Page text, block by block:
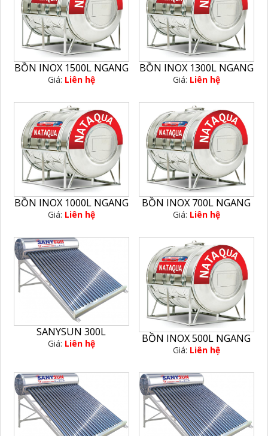
BỒN INOX 1500L NGANG
Giá: Liên hệ
BỒN INOX 1300L NGANG
Giá: Liên hệ
BỒN INOX 1000L NGANG
Giá: Liên hệ
BỒN INOX 700L NGANG
Giá: Liên hệ
SANYSUN 300L
Giá: Liên hệ BỒN INOX 500L NGANG
Giá: Liên hệ